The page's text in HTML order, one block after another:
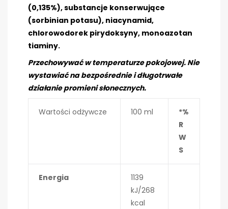
(0,135%), substancje konserwujące
(sorbinian potasu), niacynamid,
chlorowodorek pirydoksyny, monoazotan
tiaminy.
Przechowywać w temperaturze pokojowej. Nie
wystawiać na bezpośrednie i długotrwałe
działanie promieni słonecznych.
Wartości odżywcze 100 ml
*%
R
W
S
Energia
1139
kJ/268
kcal